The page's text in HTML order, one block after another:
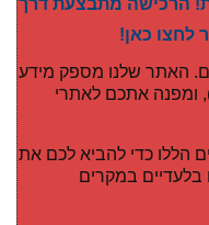
לחצו כאן!
האתר שלנו מספק מידע
ומפנה אתכם לאתרי
הללו כדי להביא לכם את
בלעדיים במקרים